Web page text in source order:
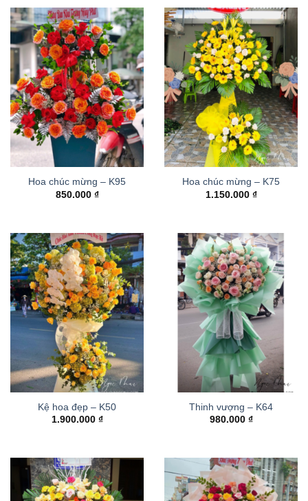
Hoa chúc mừng – K95
850.000 ₫
Hoa chúc mừng – K75
1.150.000 ₫
Kệ hoa đẹp – K50
1.900.000 ₫
Thinh vượng – K64
980.000 ₫